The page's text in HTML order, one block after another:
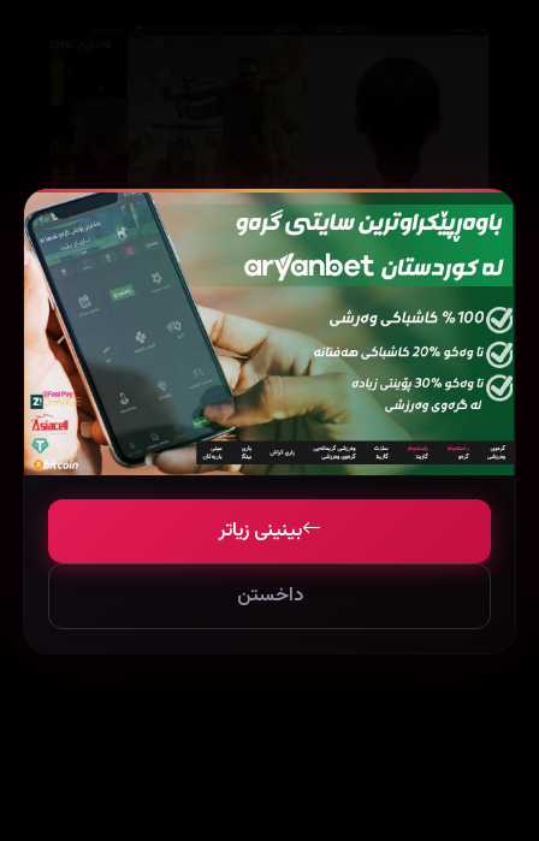
Orphan: First Kill (2022)
202864
Jaat (2025)
220803
33504
بینینی زیاتر
داخستن